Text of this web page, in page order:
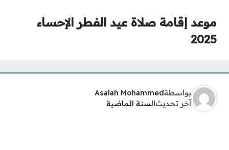
موعد إقامة صلاة عيد الفطر الإحساء
2025
بواسطةAsalah Mohammed
آخر تحديثالسنة الماضية